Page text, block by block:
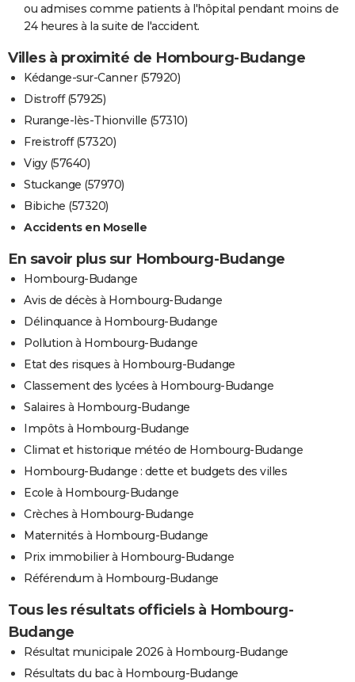
ou admises comme patients à l'hôpital pendant moins de
24 heures à la suite de l'accident.
Villes à proximité de Hombourg-Budange
Kédange-sur-Canner (57920)
Distroff (57925)
Rurange-lès-Thionville (57310)
Freistroff (57320)
Vigy (57640)
Stuckange (57970)
Bibiche (57320)
Accidents en Moselle
En savoir plus sur Hombourg-Budange
Hombourg-Budange
Avis de décès à Hombourg-Budange
Délinquance à Hombourg-Budange
Pollution à Hombourg-Budange
Etat des risques à Hombourg-Budange
Classement des lycées à Hombourg-Budange
Salaires à Hombourg-Budange
Impôts à Hombourg-Budange
Climat et historique météo de Hombourg-Budange
Hombourg-Budange : dette et budgets des villes
Ecole à Hombourg-Budange
Crèches à Hombourg-Budange
Maternités à Hombourg-Budange
Prix immobilier à Hombourg-Budange
Référendum à Hombourg-Budange
Tous les résultats officiels à Hombourg-
Budange
Résultat municipale 2026 à Hombourg-Budange
Résultats du bac à Hombourg-Budange